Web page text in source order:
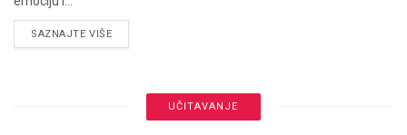
SAZNAJTE VIŠEDETAILS
UČITAVANJE